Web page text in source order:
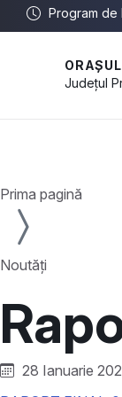
Program de
Județul
Prima pagină
Noutăți
28 Ianuarie